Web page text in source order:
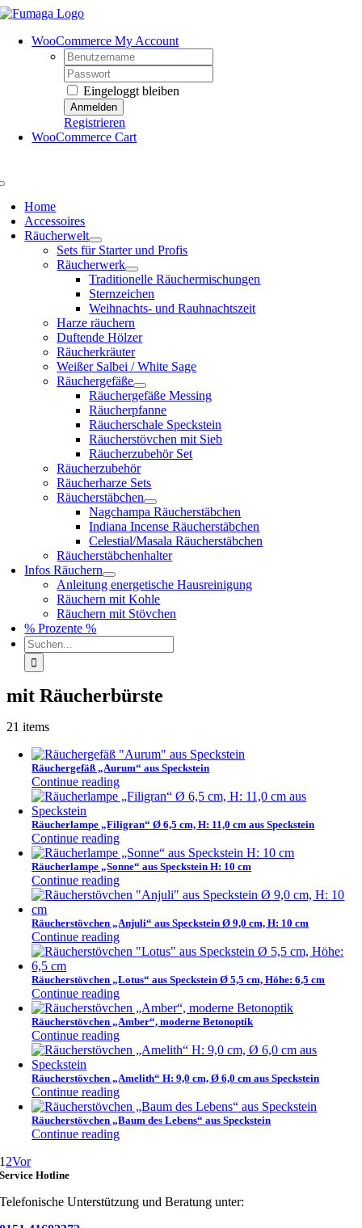
Skip
contentWooCommerce My Account
Username:
Password:
Eingeloggt bleiben
Registrieren
WooCommerce Cart
Home
Accessoires
Räucherwelt
Sets für Starter und Profis
Räucherwerk
Traditionelle Räuchermischungen
Sternzeichen
Weihnachts- und Rauhnachtszeit
Harze räuchern
Duftende Hölzer
Räucherkräuter
Weißer Salbei / White Sage
Räuchergefäße
Räuchergefäße Messing
Räucherpfanne
Räucherschale Speckstein
Räucherstövchen mit Sieb
Räucherzubehör Set
Räucherzubehör
Räucherharze Sets
Räucherstäbchen
Nagchampa Räucherstäbchen
Indiana Incense Räucherstäbchen
Celestial/Masala Räucherstäbchen
Räucherstäbchenhalter
Infos Räuchern
Anleitung energetische Hausreinigung
Räuchern mit Kohle
Räuchern mit Stövchen
% Prozente %
Suche
nach:
mit Räucherbürste
21 items
Räuchergefäß „Aurum“ aus Speckstein
Continue reading
Räucherlampe „Filigran“ Ø 6,5 cm, H: 11,0 cm aus Speckstein
Continue reading
Räucherlampe „Sonne“ aus Speckstein H: 10 cm
Continue reading
Räucherstövchen „Anjuli“ aus Speckstein Ø 9,0 cm, H: 10 cm
Continue reading
Räucherstövchen „Lotus“ aus Speckstein Ø 5,5 cm, Höhe: 6,5 cm
Continue reading
Räucherstövchen „Amber“, moderne Betonoptik
Continue reading
Räucherstövchen „Amelith“ H: 9,0 cm, Ø 6,0 cm aus Speckstein
Continue reading
Räucherstövchen „Baum des Lebens“ aus Speckstein
Continue reading
1 2Vor
Service Hotline
Telefonische Unterstützung und Beratung unter: